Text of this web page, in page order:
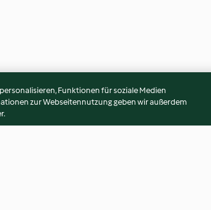
Funktionen für soziale Medien
zur Webseitennutzung geben wir außerdem